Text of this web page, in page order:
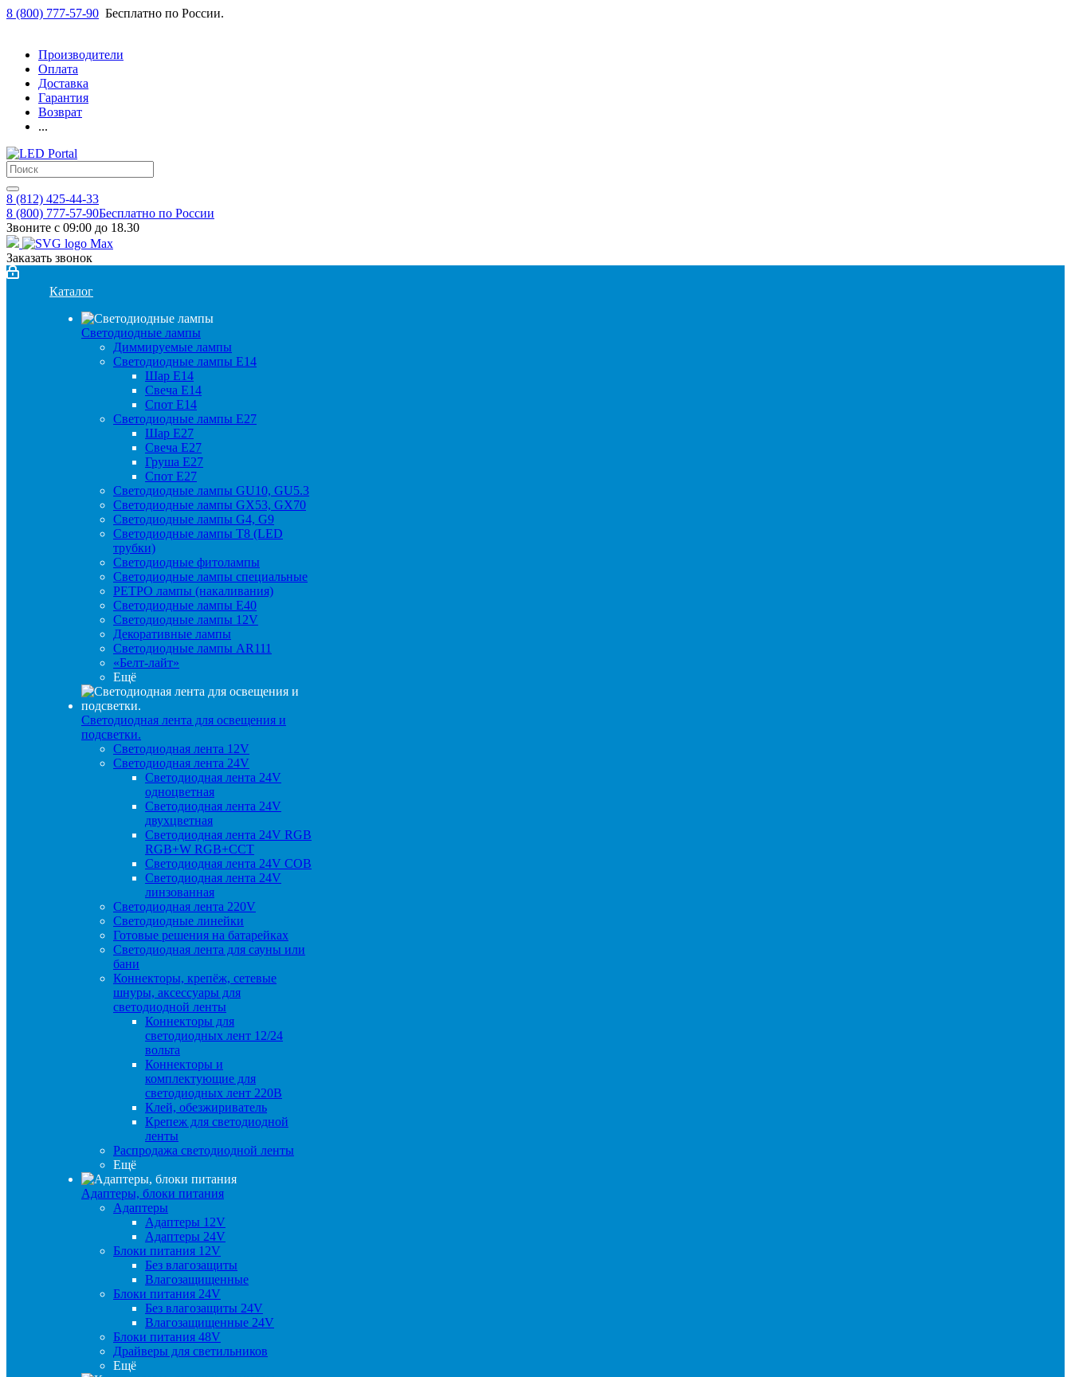
8 (800) 777-57-90 Бесплатно по России.
Производители
Оплата
Доставка
Гарантия
Возврат
...
8 (812) 425-44-33
8 (800) 777-57-90Бесплатно по России
Звоните с 09:00 до 18.30
Заказать звонок
Каталог
Светодиодные лампы
Диммируемые лампы
Светодиодные лампы Е14
Шар Е14
Свеча Е14
Спот Е14
Светодиодные лампы Е27
Шар Е27
Свеча Е27
Груша Е27
Спот Е27
Светодиодные лампы GU10, GU5.3
Светодиодные лампы GX53, GX70
Светодиодные лампы G4, G9
Светодиодные лампы Т8 (LED
трубки)
Светодиодные фитолампы
Светодиодные лампы специальные
РЕТРО лампы (накаливания)
Светодиодные лампы E40
Светодиодные лампы 12V
Декоративные лампы
Светодиодные лампы AR111
«Белт-лайт»
Ещё
Светодиодная лента для освещения и
подсветки.
Светодиодная лента 12V
Светодиодная лента 24V
Светодиодная лента 24V
одноцветная
Светодиодная лента 24V
двухцветная
Светодиодная лента 24V RGB
RGB+W RGB+CCT
Светодиодная лента 24V COB
Светодиодная лента 24V
линзованная
Светодиодная лента 220V
Светодиодные линейки
Готовые решения на батарейках
Светодиодная лента для сауны или
бани
Коннекторы, крепёж, сетевые
шнуры, аксессуары для
светодиодной ленты
Коннекторы для
светодиодных лент 12/24
вольта
Коннекторы и
комплектующие для
светодиодных лент 220В
Клей, обезжириватель
Крепеж для светодиодной
ленты
Распродажа светодиодной ленты
Ещё
Адаптеры, блоки питания
Адаптеры
Адаптеры 12V
Адаптеры 24V
Блоки питания 12V
Без влагозащиты
Влагозащищенные
Блоки питания 24V
Без влагозащиты 24V
Влагозащищенные 24V
Блоки питания 48V
Драйверы для светильников
Ещё